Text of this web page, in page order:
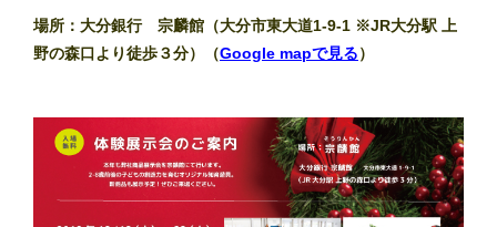
場所：大分銀行 宗麟館（大分市東大道1-9-1 ※JR大分駅 上
野の森口より徒歩３分）（Google mapで見る）